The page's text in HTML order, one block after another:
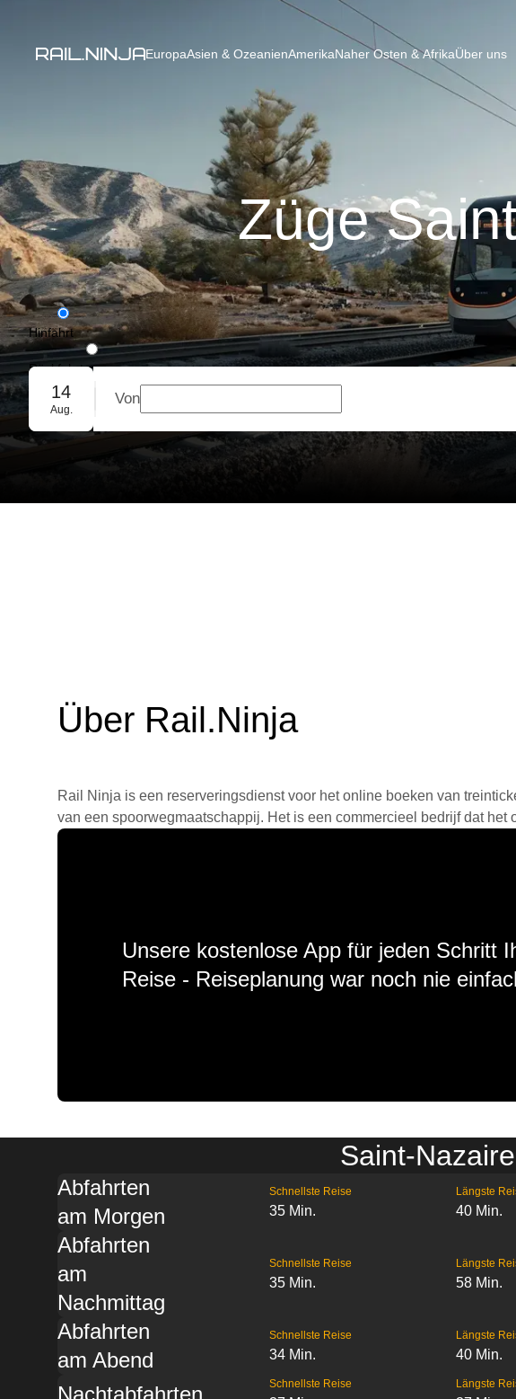
EuropaAsien & OzeanienAmerikaNaher Osten & AfrikaÜber uns
Züge
Hinfahrt
Rückfahrt
Gruppenbuchung
14
Aug.
Von
Über Rail.Ninja
Rail Ninja is een reserveringsdienst voor het online boeken van
van een spoorwegmaatschappij. Het is een commercieel bedrijf dat
Unsere kostenlose App für jeden Schritt
Reise - Reiseplanung war noch nie
Saint-
Abfahrten
am Morgen
Schnellste Reise
35 Min.
Längste
40 Min.
Abfahrten
am
Nachmittag
Schnellste Reise
35 Min.
Längste
58 Min.
Abfahrten
am Abend
Schnellste Reise
34 Min.
Längste
40 Min.
Nachtabfahrten Schnellste Reise Längste